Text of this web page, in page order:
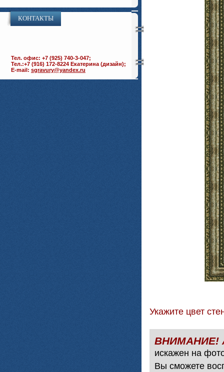
КОНТАКТЫ
Тел. офис: +7 (925) 740-3-047;
Тел.:+7 (916) 172-8224 Екатерина (дизайн);
E-mail: sgravury@yandex.ru
Укажите цвет
искажен на
Вы сможете